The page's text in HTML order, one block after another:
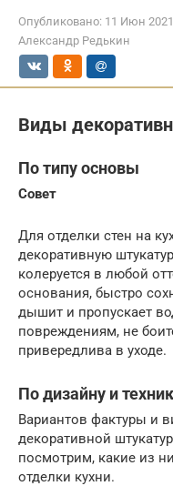
Опубликовано: 11 Июн 2021
Александр Редькин
Виды
По типу основы
Совет
Для отделки стен на
декоративную
колеруется в любой
основания, быстро
дышит и пропускает
повреждениям, не
привередлива в уходе.
По дизайну и
Вариантов фактуры и
декоративной
посмотрим, какие из
отделки кухни.